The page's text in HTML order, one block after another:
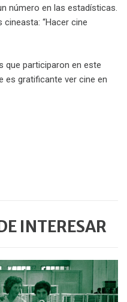
número en las estadísticas.
“Hacer cine
que participaron en este
es gratificante ver cine en
INTERESAR